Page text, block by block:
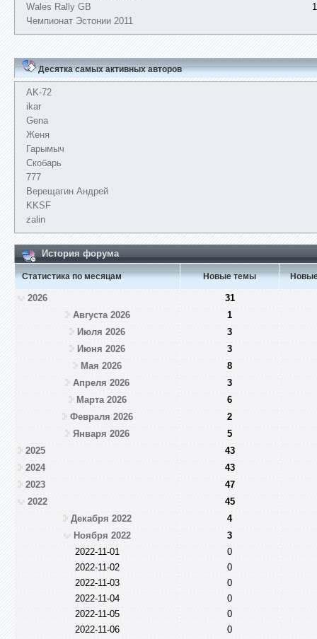
Wales Rally GB
Чемпионат Эстонии 2011
Десятка самых активных авторов
AK-72
ikar
Gena
Женя
Гарымыч
Скобарь
777
Верещагин Андрей
KKSF
zalin
История форума
Статистика по месяцам Новые темы
2026
31
Августа 2026
1
Июля 2026
3
Июня 2026
3
Мая 2026
8
Апреля 2026
3
Марта 2026
6
Февраля 2026
2
Января 2026
5
2025
43
2024
43
2023
47
2022
45
Декабря 2022
4
Ноября 2022
3
2022-11-01
0
2022-11-02
0
2022-11-03
0
2022-11-04
0
2022-11-05
0
2022-11-06
0